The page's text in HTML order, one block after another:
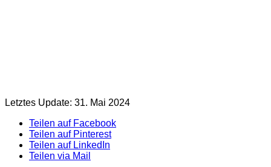
Letztes Update: 31. Mai 2024
Teilen auf Facebook
Teilen auf Pinterest
Teilen auf LinkedIn
Teilen via Mail